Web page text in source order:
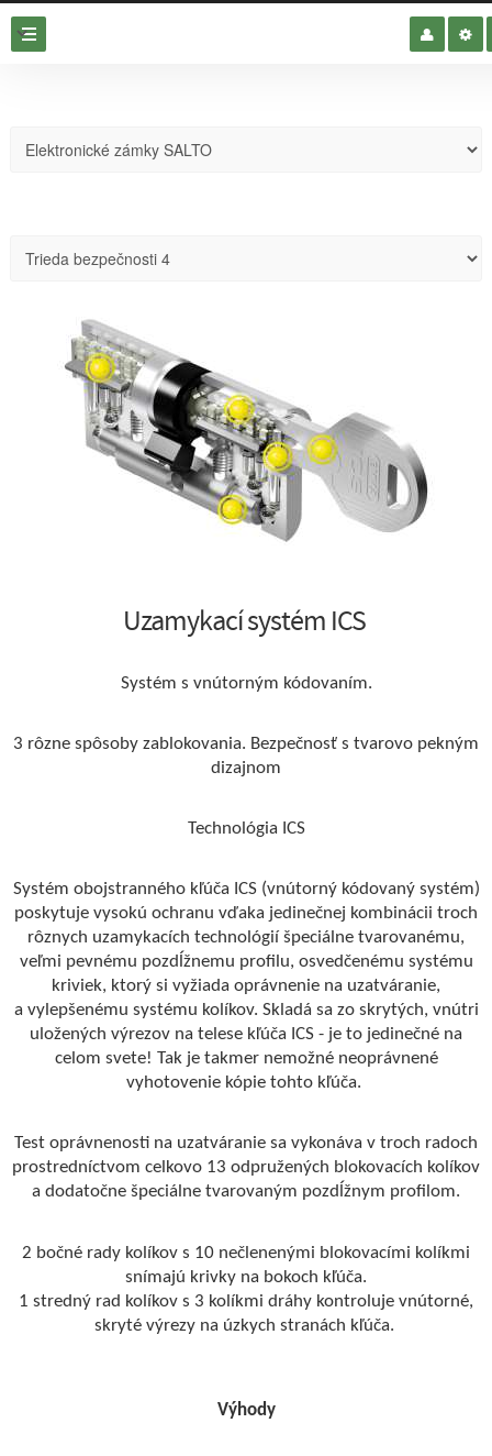
Uzamykací systém ICS
Systém s vnútorným kódovaním.
3 rôzne spôsoby zablokovania. Bezpečnosť s tvarovo pekným
dizajnom
Technológia ICS
Systém obojstranného kľúča ICS (vnútorný kódovaný systém)
poskytuje vysokú ochranu vďaka jedinečnej kombinácii troch
rôznych uzamykacích technológií špeciálne tvarovanému,
veľmi pevnému pozdĺžnemu profilu, osvedčenému systému
kriviek, ktorý si vyžiada oprávnenie na uzatváranie,
a vylepšenému systému kolíkov. Skladá sa zo skrytých, vnútri
uložených výrezov na telese kľúča ICS - je to jedinečné na
celom svete! Tak je takmer nemožné neoprávnené
vyhotovenie kópie tohto kľúča.
Test oprávnenosti na uzatváranie sa vykonáva v troch radoch
prostredníctvom celkovo 13 odpružených blokovacích kolíkov
a dodatočne špeciálne tvarovaným pozdĺžnym profilom.
2 bočné rady kolíkov s 10 nečlenenými blokovacími kolíkmi
snímajú krivky na bokoch kľúča.
1 stredný rad kolíkov s 3 kolíkmi dráhy kontroluje vnútorné,
skryté výrezy na úzkych stranách kľúča.
Výhody